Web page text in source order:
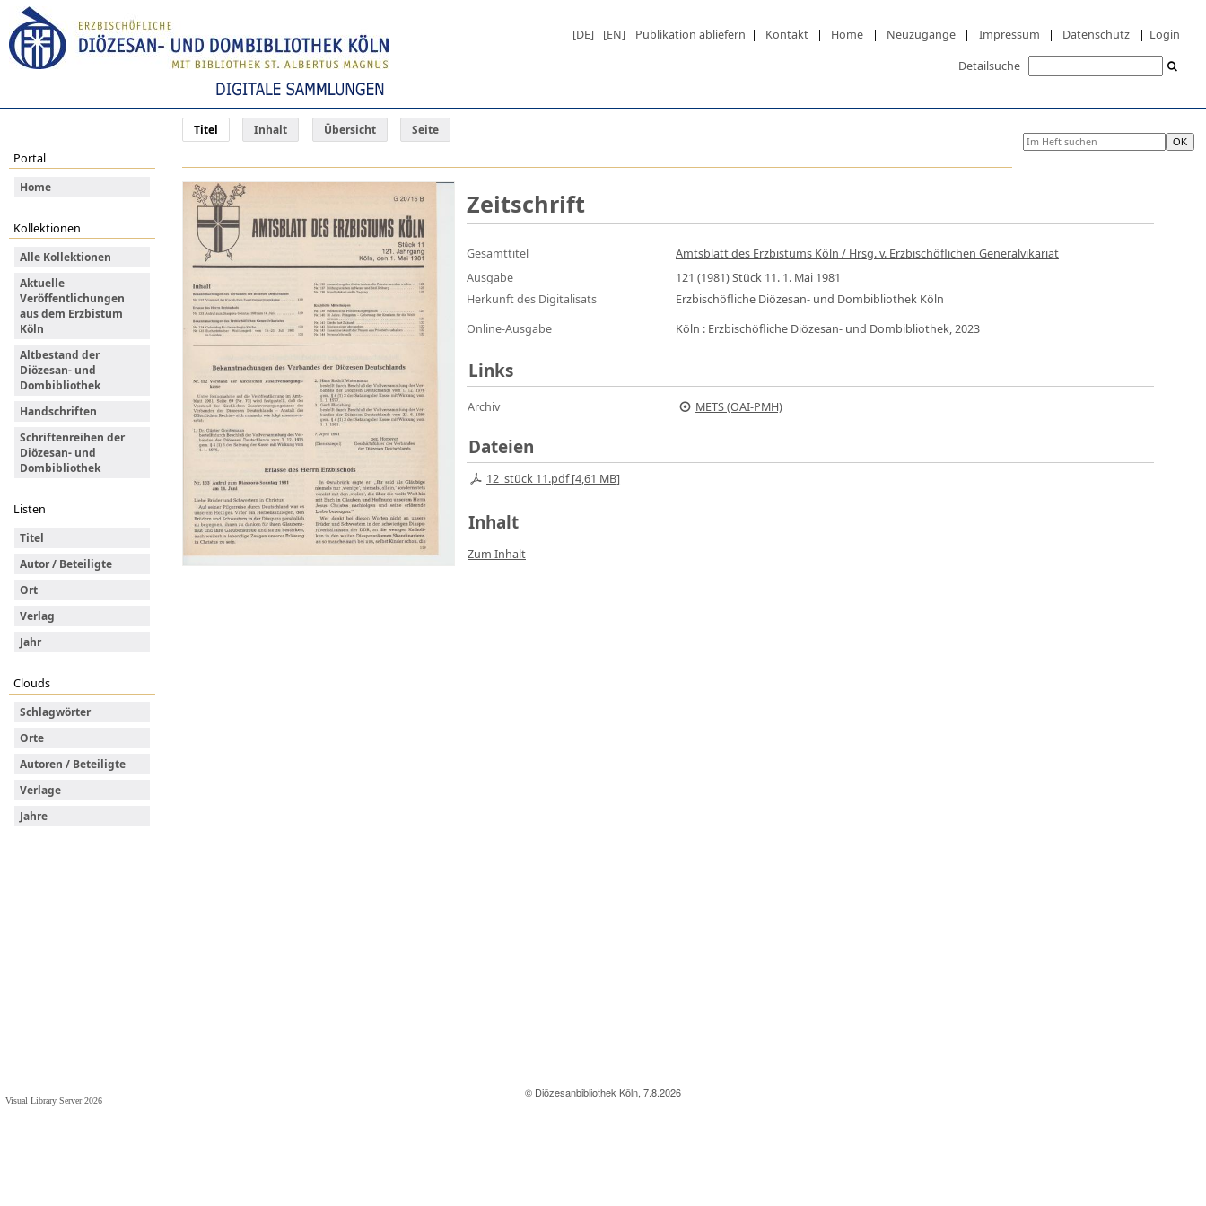
© Diözesanbibliothek Köln, 7.8.2026
Visual Library Server 2026
[DE] [EN] Publikation abliefern | Kontakt | Home | Neuzugänge | Impressum | Datenschutz | Login
Detailsuche
Titel Inhalt Übersicht Seite
Portal
Home
Kollektionen
Alle Kollektionen
Aktuelle
Veröffentlichungen
aus dem Erzbistum
Köln
Altbestand der
Diözesan- und
Dombibliothek
Handschriften
Schriftenreihen der
Diözesan- und
Dombibliothek
Listen
Titel
Autor / Beteiligte
Ort
Verlag
Jahr
Clouds
Schlagwörter
Orte
Autoren / Beteiligte
Verlage
Jahre
Zeitschrift
Gesamttitel
Amtsblatt des Erzbistums Köln / Hrsg. v. Erzbischöflichen Generalvikariat
Ausgabe
121 (1981) Stück 11. 1. Mai 1981
Herkunft des Digitalisats
Erzbischöfliche Diözesan- und Dombibliothek Köln
Online-Ausgabe
Köln : Erzbischöfliche Diözesan- und Dombibliothek, 2023
Links
Archiv METS (OAI-PMH)
Dateien
12_stück 11.pdf [4,61 MB]
Inhalt
Zum Inhalt